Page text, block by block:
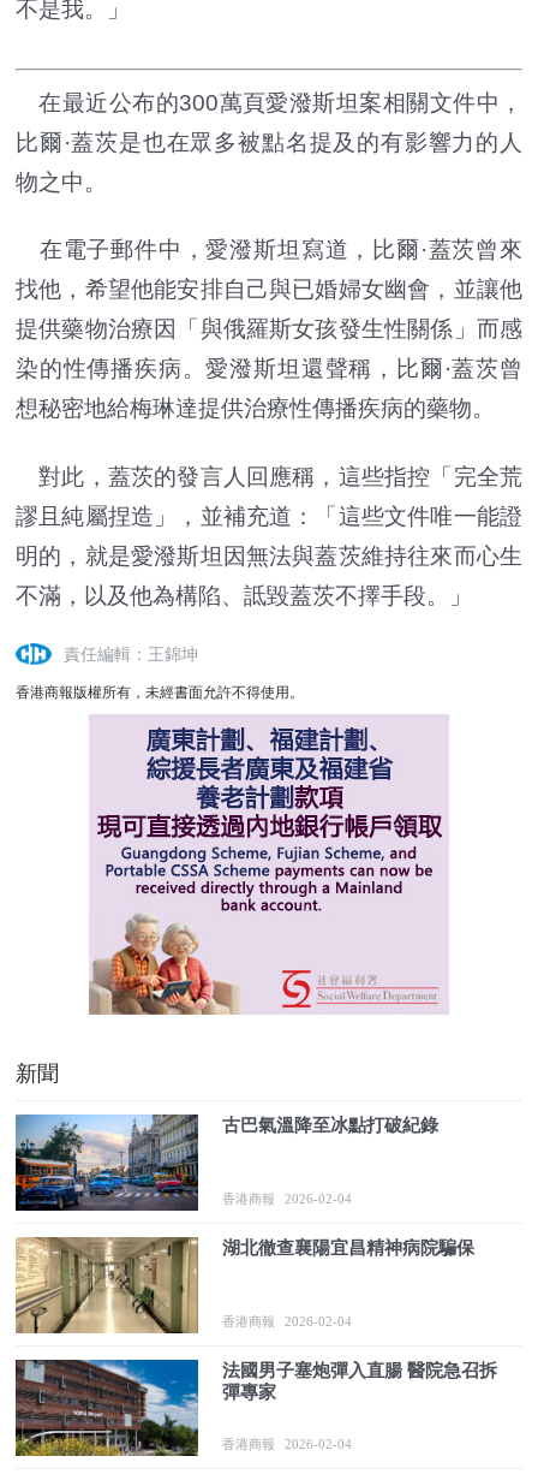
不是我。」
在最近公布的300萬頁愛潑斯坦案相關文件中，
比爾·蓋茨是也在眾多被點名提及的有影響力的人
物之中。
在電子郵件中，愛潑斯坦寫道，比爾·蓋茨曾來
找他，希望他能安排自己與已婚婦女幽會，並讓他
提供藥物治療因「與俄羅斯女孩發生性關係」而感
染的性傳播疾病。愛潑斯坦還聲稱，比爾·蓋茨曾
想秘密地給梅琳達提供治療性傳播疾病的藥物。
對此，蓋茨的發言人回應稱，這些指控「完全荒
謬且純屬捏造」，並補充道：「這些文件唯一能證
明的，就是愛潑斯坦因無法與蓋茨維持往來而心生
不滿，以及他為構陷、詆毀蓋茨不擇手段。」
責任編輯：王錦坤
香港商報版權所有，未經書面允許不得使用。
新聞
古巴氣溫降至冰點打破紀錄
香港商報 2026-02-04
湖北徹查襄陽宜昌精神病院騙保
香港商報 2026-02-04
法國男子塞炮彈入直腸 醫院急召拆
彈專家
香港商報 2026-02-04